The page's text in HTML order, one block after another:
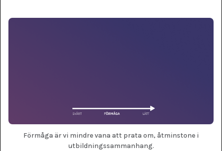
Förmåga är vi mindre vana att prata om, åtminstone i
utbildningssammanhang.